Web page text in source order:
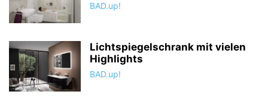
BAD.up!
Lichtspiegelschrank mit vielen
Highlights
BAD.up!